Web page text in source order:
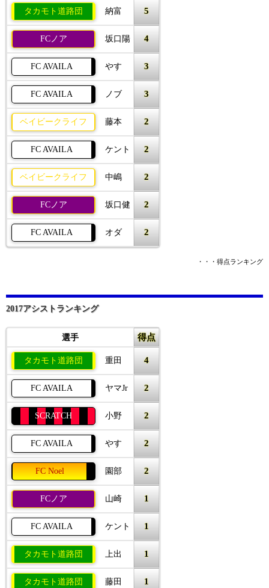
タカモト道路団 納富 5
FCノア 坂口陽 4
FC AVAILA やす 3
FC AVAILA ノブ 3
ベイビークライフ 藤本 2
FC AVAILA ケント 2
ベイビークライフ 中嶋 2
FCノア 坂口健 2
FC AVAILA オダ 2
・・・得点ランキング
2017アシストランキング
選手 得点
タカモト道路団 重田 4
FC AVAILA ヤマJr 2
SCRATCH 小野 2
FC AVAILA やす 2
FC Noel 園部 2
FCノア 山崎 1
FC AVAILA ケント 1
タカモト道路団 上出 1
タカモト道路団 藤田 1